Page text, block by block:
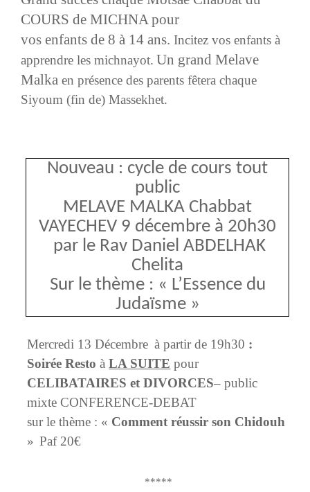
COURS de MICHNA pour
vos enfants de 8 à 14 ans. Incitez vos enfants à
apprendre les michnayot. Un grand Melave
Malka en présence des parents fêtera chaque
Siyoum (fin de) Massekhet.
Nouveau : cycle de cours tout
public
MELAVE MALKA Chabbat
VAYECHEV 9 décembre à 20h30
par le Rav Daniel ABDELHAK
Chelita
Sur le thème : « L’Essence du
Judaïsme »
Mercredi 13 Décembre à partir de 19h30 :
Soirée Resto àLA SUITE pour
CELIBATAIRES et DIVORCES– public
mixte CONFERENCE-DEBAT
sur le thème : « Comment réussir son Chidouh
» Paf 20€
*****